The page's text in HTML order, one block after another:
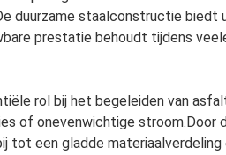
duurzame staalconstructie biedt
prestatie behoudt tijdens
rol bij het begeleiden van
of onevenwichtige stroom.Door
tot een gladde